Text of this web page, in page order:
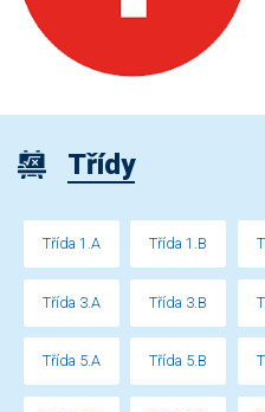
Třídy
Třída 1.A Třída 1.B
Třída 3.A Třída 3.B
Třída 5.A Třída 5.B